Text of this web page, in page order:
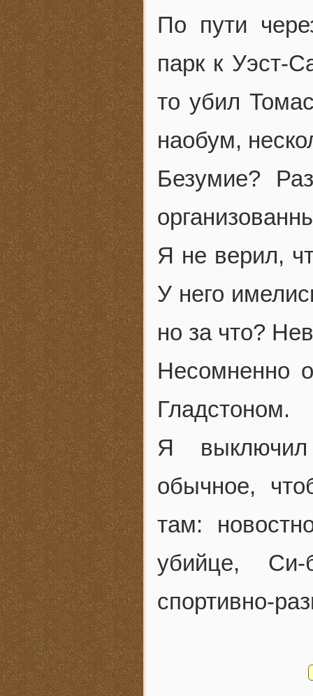
По пути
парк к Уэст-
то убил
наобум,
Безумие?
Я не верил,
У него
но за что?
Несомненно
Гладстоном.
Я
обычное,
там:
убийце,
спортивно-